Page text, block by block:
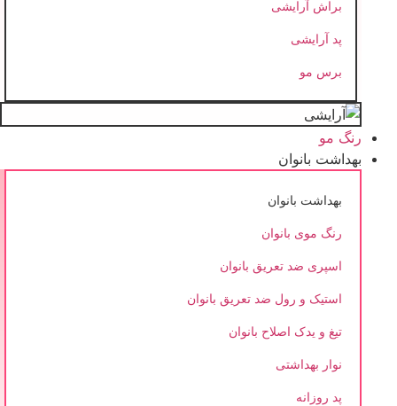
براش آرایشی
پد آرایشی
برس مو
رنگ مو
بهداشت بانوان
بهداشت بانوان
رنگ موی بانوان
اسپری ضد تعریق بانوان
استیک و رول ضد تعریق بانوان
تیغ و یدک اصلاح بانوان
نوار بهداشتی
پد روزانه